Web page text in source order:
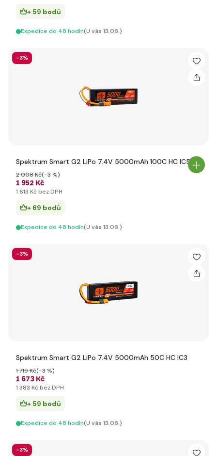
+ 59 bodů
Expedice do 48 hodín(U vás 13.08.)
-3%
Spektrum Smart G2 LiPo 7.4V 5000mAh 100C HC IC5
1 952 Kč
2 008 Kč(-3 %)
1 613 Kč bez DPH
+ 69 bodů
Expedice do 48 hodín(U vás 13.08.)
-3%
Spektrum Smart G2 LiPo 7.4V 5000mAh 50C HC IC3
1 673 Kč
1 719 Kč(-3 %)
1 383 Kč bez DPH
+ 59 bodů
Expedice do 48 hodín(U vás 13.08.)
-3%